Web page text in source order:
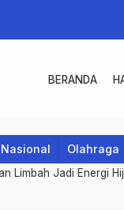
BERANDA
Nasional Olahraga
Limbah Jadi Energi